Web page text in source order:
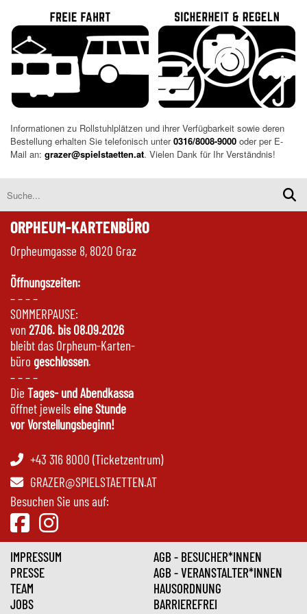
Informationen zu Rollstuhlplätzen und ihrer Verfügbarkeit sowie deren
Bestellung erhalten Sie telefonisch unter0316/8008-9000 oder per E-
Mail an: grazer@spielstaetten.at. Vielen Dank für Ihr Verständnis!
ORPHEUM-KARTENBÜRO
Orpheumgasse 8, 8020 Graz
Öffnungszeiten:
– – – –
SOMMERPAUSE:
von 27.06. bis 08.09.2026
bleibt das Orpheum-Karten-
büro geschlossen.
– – – –
Die Tages- und Abendkassa
öffnet jeweils eine Stunde
vor Vorstellungsbeginn!
+43 316 8000 (Ticketzentrum)
GRAZER@SPIELSTAETTEN.AT
Besuchen Sie uns auf:
IMPRESSUM
PRESSE
TEAM
JOBS
AGB - BESUCHER*INNEN
AGB - VERANSTALTER*INNEN
HAUSORDNUNG
BARRIEREFREI